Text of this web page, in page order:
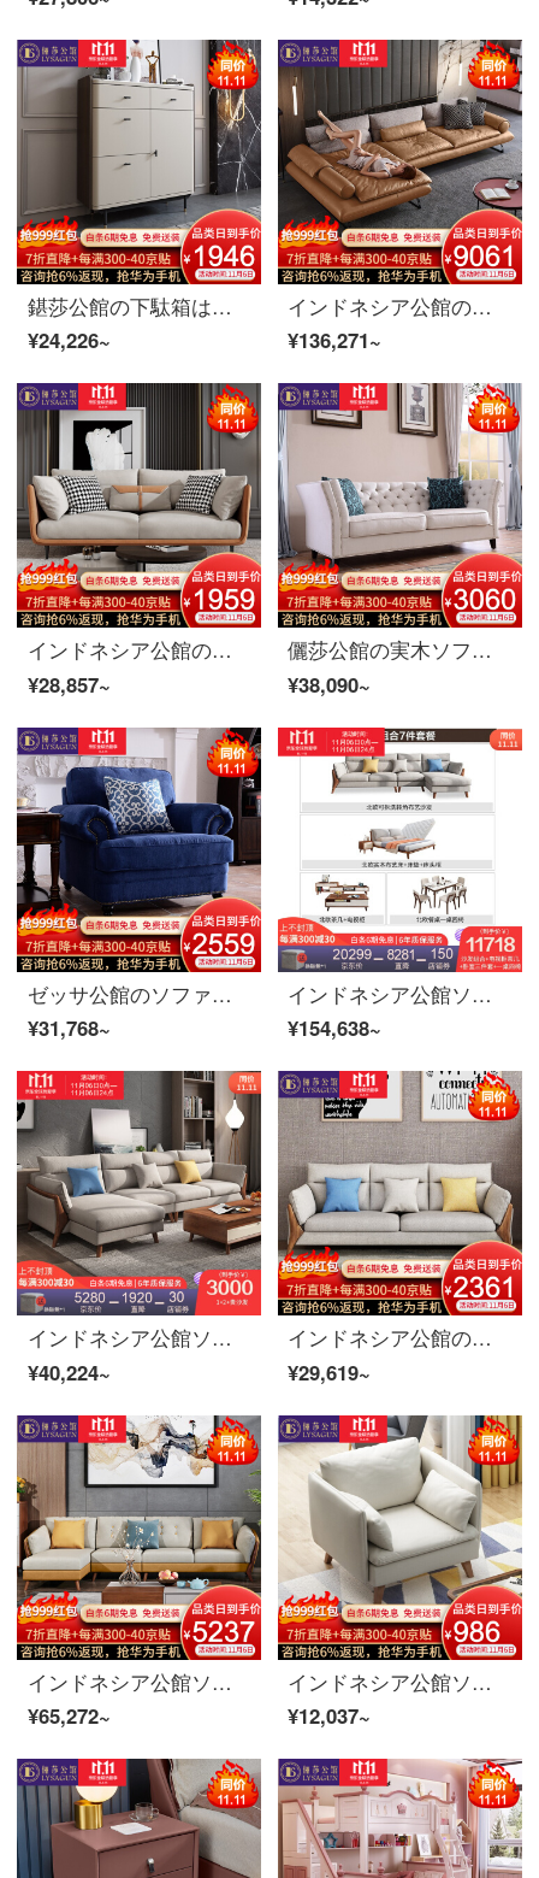
鍖莎公館の下駄箱は北欧の軽い豪華な下駄箱は意味式がきわめて簡単で、客間の仕切りの玄関の戸棚の収納棚の収納棚の家具の下駄箱の輸入の岩板+実木
¥24,226~
インドネシア公館のソファー北欧の軽奢なレザーソファー客間現代簡単な丸太回転角貴妃ソファセットセット家具ソファ+茶幾納パ頭層真皮(全皮)+羽毛シートバッグ+落葉松内フレーム
¥136,271~
インドネシア公館のソファー北欧の軽奢なナノメートル無料科学技術布芸ソファーの意味式の極簡単な実木単三四人のソファセット家具の2人分の無料洗濯科学技術布+松の木の中のフレーム+5 CM原液のラテックス
¥28,857~
儷莎公館の実木ソファアメリカの布芸田園ソフトソファーセットの白色の小さな部屋型リビングルームの家庭用MOMAシリーズの家具のツインルームのアメリカ式布芸ソファー
¥38,090~
ゼッサ公館のソファアメリカ式布芸ソファーはリビングの木を分解して洗うことができます。
¥31,768~
インドネシア公館ソファ北欧ソファ布芸実木ソファセット現代簡単リビングセット小型回転ソファ逸品家具ソファ+茶何テレビキャビネット+ベッド四点セット(ココナッツブラウン)+四つの椅子の優れた通気性があります。
¥154,638~
インドネシア公館ソファ北欧ソファ布芸実木ソファセット現代簡単リビングセット小型回転ソファ逸品家具1+2+貴妃
¥40,224~
インドネシア公館のソファ北欧の実木ソファリビングで簡単に布芸ソファをセットしました。
¥29,619~
インドネシア公館ソファ北欧ソファ木ソファリビングルームのシンプルな布芸ソファーの角の組み合わせ家具1+2+貴妃+機能茶何かの優れた通気性で綿麻を分解して洗うことができます+全実木フレーム+高反発スポンジ
¥65,272~
インドネシア公館ソファ北欧ソファ木布芸ソファセット現代簡単リビングルームのシングルルーム3人のソファ家具、シングルホワイト/ダークグレー（カスタマイズ可能な色）
¥12,037~